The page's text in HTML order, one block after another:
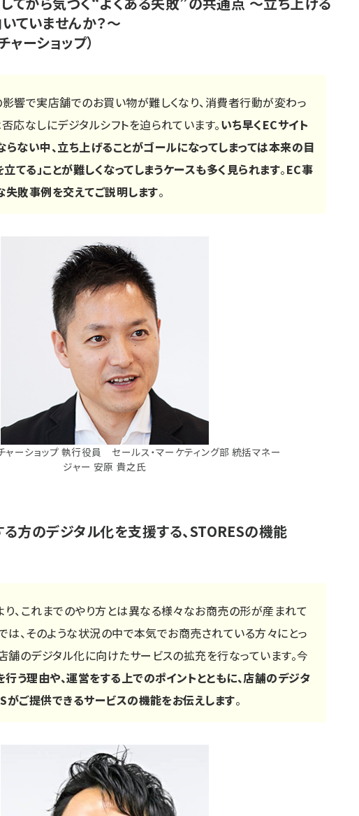
ていませんか？～
ャーショップ）
響で実店舗でのお買い物が難しくなり、消費者行動が変わっ
応なしにデジタルシフトを迫られています。いち早くECサイト
ない中、立ち上げることがゴールになってしまっては本来の目
てる」ことが難しくなってしまうケースも多く見られます。EC事
敗事例を交えてご説明します。
ャーショップ 執行役員 セールス・マーケティング部 統括マネー
ジャー 安原 貴之氏
方のデジタル化を支援する、STORESの機能
、これまでのやり方とは異なる様々なお商売の形が産まれて
は、そのような状況の中で本気でお商売されている方々にとっ
舗のデジタル化に向けたサービスの拡充を行なっています。今
行う理由や、運営をする上でのポイントとともに、店舗のデジタ
がご提供できるサービスの機能をお伝えします。